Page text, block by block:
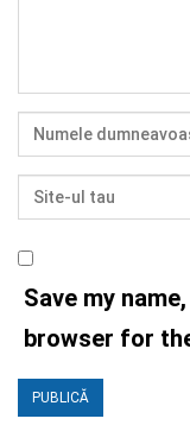
Save my
browser for